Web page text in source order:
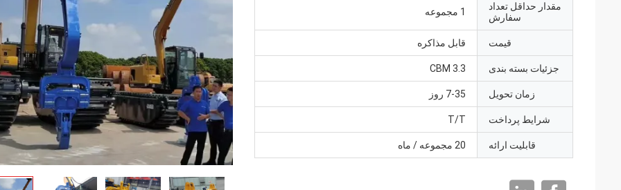
مقدار حداقل تعداد
سفارش
1 مجموعه
قیمت قابل مذاکره
جزئیات بسته بندی 3.3 CBM
زمان تحویل 7-35 روز
شرایط پرداخت T/T
قابلیت ارائه 20 مجموعه / ماه